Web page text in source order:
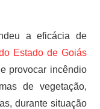
a eficácia de
Estado de Goiás
provocar incêndio
de vegetação,
durante situação